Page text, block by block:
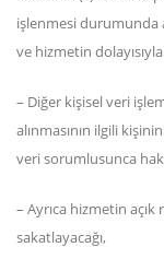
işlenmesi durumunda
ve hizmetin
– Diğer kişisel veri
alınmasının ilgili
veri sorumlusunca
– Ayrıca hizmetin açık
sakatlayacağı,